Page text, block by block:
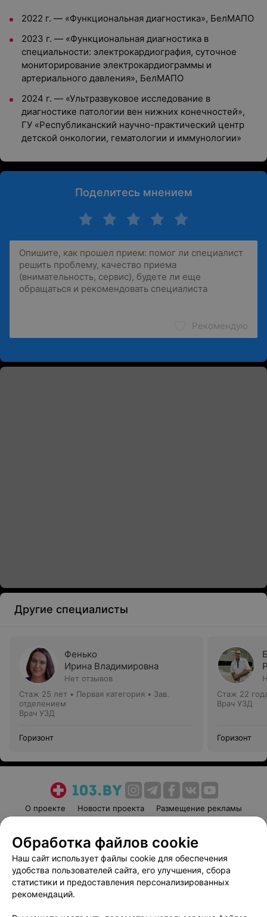
2022 г. — «Функциональная диагностика», БелМАПО
2023 г. — «Функциональная диагностика в
специальности: электрокардиография, суточное
мониторирование электрокардиограммы и
артериального давления», БелМАПО
2024 г. — «Ультразвуковое исследование в
диагностике патологии вен нижних конечностей»,
ГУ «Республиканский научно-практический центр
детской онкологии, гематологии и иммунологии»
Поделитесь мнением
Рекомендую
Другие специалисты
Фенько
Ирина Владимировна
Нет отзывов
Стаж 25 лет • Первая категория • Зав.
отделением
Врач УЗД
Горизонт
Стаж 22
Врач УЗД
Горизонт
О проекте Новости проекта
Размещение рекламы
Пользовательское соглашение
Способы оплаты
Вакансии
Партнеры
Написать руководителю 103.by
Обработка файлов cookie
Наш сайт использует файлы cookie для обеспечения
удобства пользователей сайта, его улучшения, сбора
статистики и предоставления персонализированных
рекомендаций.